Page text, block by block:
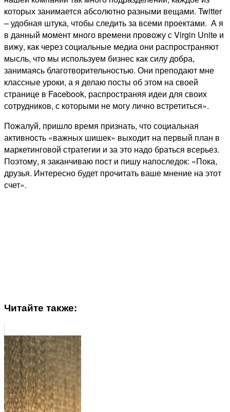
которых занимается абсолютно разными вещами. Twitter
– удобная штука, чтобы следить за всеми проектами. А я
в данный момент много времени провожу с Virgin Unite и
вижу, как через социальные медиа они распространяют
мысль, что мы используем бизнес как силу добра,
занимаясь благотворительностью. Они преподают мне
классные уроки, а я делаю посты об этом на своей
странице в Facebook, распространяя идеи для своих
сотрудников, с которыми не могу лично встретиться».
Пожалуй, пришло время признать, что социальная
активность «важных шишек» выходит на первый план в
маркетинговой стратегии и за это надо браться всерьез.
Поэтому, я заканчиваю пост и пишу напоследок: «Пока,
друзья. Интересно будет прочитать ваше мнение на этот
счет».
Читайте также: